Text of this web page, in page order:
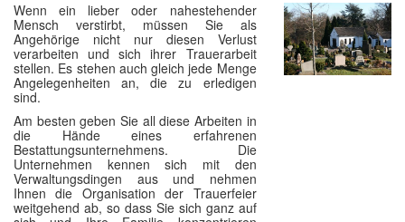
SAKRAMENTE ▼
KIRCHEN ▼
ANGEBOTE
GLAUBE
SEELSORGE
Wenn ein lieber oder nahestehender
Mensch verstirbt, müssen Sie als
Angehörige nicht nur diesen Verlust
verarbeiten und sich ihrer Trauerarbeit
stellen. Es stehen auch gleich jede Menge
Angelegenheiten an, die zu erledigen
sind.
Am besten geben Sie all diese Arbeiten in
die Hände eines erfahrenen
Bestattungsunternehmens. Die
Unternehmen kennen sich mit den
Verwaltungsdingen aus und nehmen
Ihnen die Organisation der Trauerfeier
weitgehend ab, so dass Sie sich ganz auf